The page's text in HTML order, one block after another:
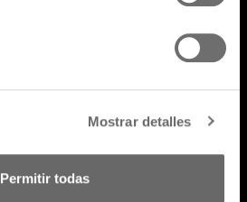
Mostrar detalles
Permitir todas